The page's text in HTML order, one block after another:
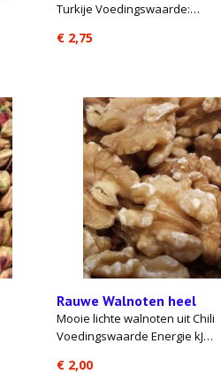
Turkije Voedingswaarde:…
€ 2,75
Rauwe Walnoten heel
Mooie lichte walnoten uit Chili
Voedingswaarde Energie kJ…
€ 2,00